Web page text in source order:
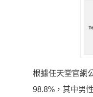
根據任天堂官網
98.8%，其中男